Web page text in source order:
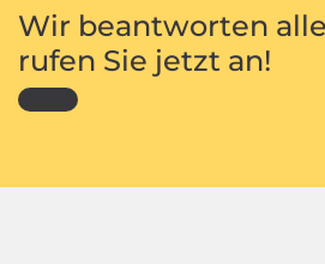
Wir beantworten
rufen Sie jetzt an!